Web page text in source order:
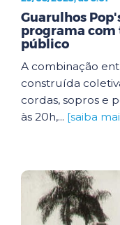
Guarulhos
programa com
público
A combinação
construída
cordas, sopros e
às 20h,... [saiba